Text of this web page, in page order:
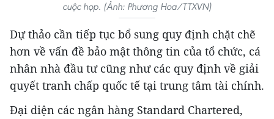
cuộc họp. (Ảnh: Phương Hoa/TTXVN)
Dự thảo cần tiếp tục bổ sung quy định chặt chẽ
hơn về vấn đề bảo mật thông tin của tổ chức, cá
nhân nhà đầu tư cũng như các quy định về giải
quyết tranh chấp quốc tế tại trung tâm tài chính.
Đại diện các ngân hàng Standard Chartered,